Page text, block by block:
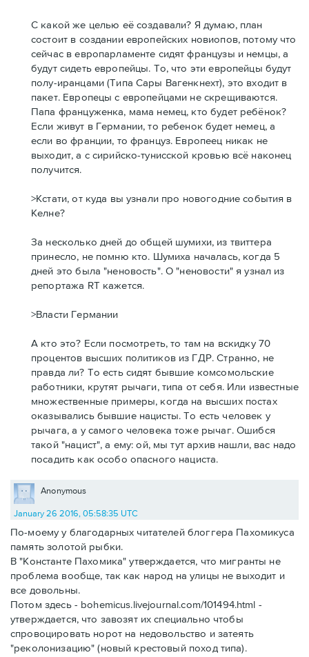
С какой же целью её создавали? Я думаю, план
состоит в создании европейских новиопов, потому что
сейчас в европарламенте сидят французы и немцы, а
будут сидеть европейцы. То, что эти европейцы будут
полу-иранцами (Типа Сары Вагенкнехт), это входит в
пакет. Европецы с европейцами не скрещиваются.
Папа француженка, мама немец, кто будет ребёнок?
Если живут в Германии, то ребенок будет немец, а
если во франции, то француз. Европеец никак не
выходит, а с сирийско-тунисской кровью всё наконец
получится.
>Кстати, от куда вы узнали про новогодние события в
Келне?
За несколько дней до общей шумихи, из твиттера
принесло, не помню кто. Шумиха началась, когда 5
дней это была "неновость". О "неновости" я узнал из
репортажа RT кажется.
>Власти Германии
А кто это? Если посмотреть, то там на вскидку 70
процентов высших политиков из ГДР. Странно, не
правда ли? То есть сидят бывшие комсомольские
работники, крутят рычаги, типа от себя. Или известные
множественные примеры, когда на высших постах
оказывались бывшие нацисты. То есть человек у
рычага, а у самого человека тоже рычаг. Ошибся
такой "нацист", а ему: ой, мы тут архив нашли, вас надо
посадить как особо опасного нациста.
Anonymous
January 26 2016, 05:58:35 UTC
По-моему у благодарных читателей блоггера Пахомикуса
память золотой рыбки.
В "Константе Пахомика" утверждается, что мигранты не
проблема вообще, так как народ на улицы не выходит и
все довольны.
Потом здесь - bohemicus.livejournal.com/101494.html -
утверждается, что завозят их специально чтобы
спровоцировать норот на недовольство и затеять
"реколонизацию" (новый крестовый поход типа).